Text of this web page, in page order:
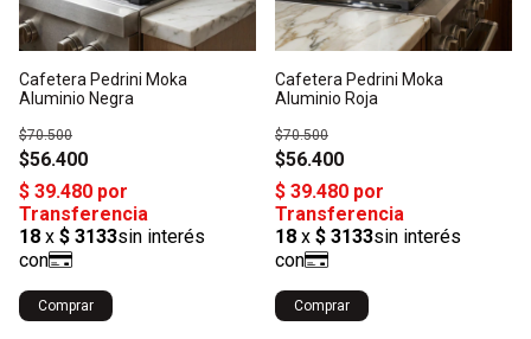
Cafetera Pedrini Moka
Aluminio Negra
$56.400
$70.500
Comprar
Cafetera Pedrini Moka
Aluminio Roja
$56.400
$70.500
Comprar